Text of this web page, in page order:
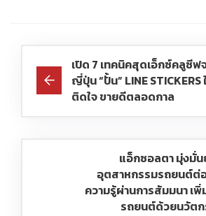
เปิด 7 เทคนิคสุดเอ็กซ์คลูซีฟ
ญี่ปุ่น “ปั้น” LINE STICKERS
ติดใจ ขายดีตลอดกาล
แอ็กซอลตา มุ่งมั่
อุตสาหกรรมรถยนต์ต่
ความรู้ผ่านการสัมมนา เ
รถยนต์ด้วยนวัตก